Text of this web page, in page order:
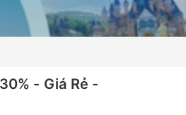
- Giá Rẻ -